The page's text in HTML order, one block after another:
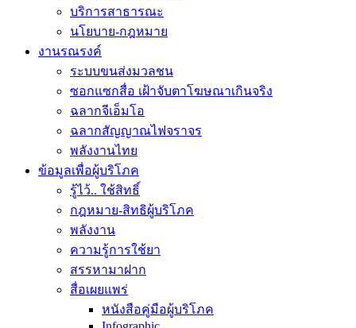
บริการสาธารณะ
นโยบาย-กฎหมาย
งานรณรงค์
ระบบขนส่งมวลชน
ซอกแซกสื่อ เฝ้าจับตาโฆษณาเกินจริง
ฉลากจีเอ็มโอ
ฉลากสัญญาณไฟจราจร
พลังงานไทย
ข้อมูลเพื่อผู้บริโภค
รู้ไว้.. ใช้สิทธิ์
กฎหมาย-สิทธิผู้บริโภค
พลังงาน
ความรู้การใช้ยา
สรรหามาฝาก
สื่อเผยแพร่
หนังสือคู่มือผู้บริโภค